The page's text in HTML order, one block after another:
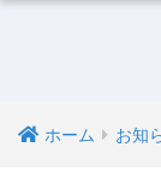
ホーム お知